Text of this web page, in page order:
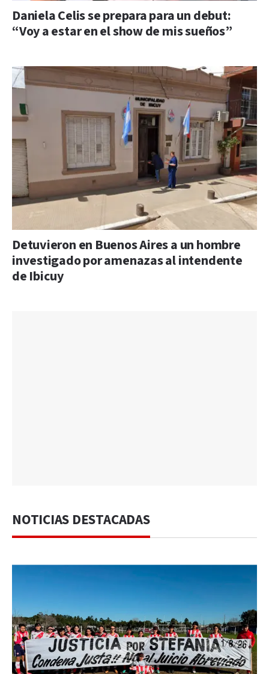
Daniela Celis se prepara para un debut:
“Voy a estar en el show de mis sueños”
Detuvieron en Buenos Aires a un hombre
investigado por amenazas al intendente
de Ibicuy
NOTICIAS DESTACADAS